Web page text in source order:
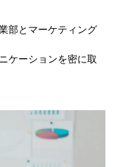
部とマーケティング
ケーションを密に取